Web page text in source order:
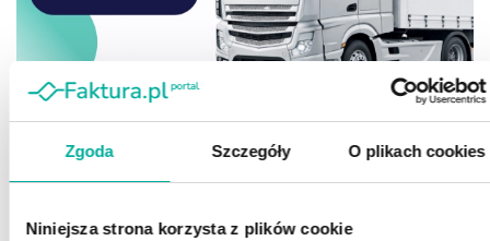
Zgoda Szczegóły O plikach cookies
Niniejsza strona korzysta z plików cookie